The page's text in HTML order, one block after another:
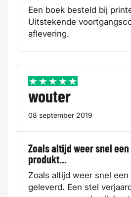
Een boek besteld bij
Uitstekende
aflevering.
5 / 5
wouter
08 september 2019
Zoals altijd weer snel
produkt...
Zoals altijd weer snel
geleverd. Een stel